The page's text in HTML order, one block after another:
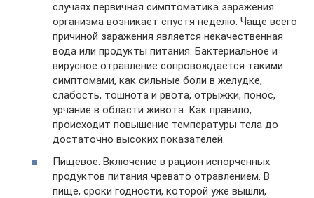
случаях первичная симптоматика заражения
организма возникает спустя неделю. Чаще всего
причиной заражения является некачественная
вода или продукты питания. Бактериальное и
вирусное отравление сопровождается такими
симптомами, как сильные боли в желудке,
слабость, тошнота и рвота, отрыжки, понос,
урчание в области живота. Как правило,
происходит повышение температуры тела до
достаточно высоких показателей.
Пищевое. Включение в рацион испорченных
продуктов питания чревато отравлением. В
пище, сроки годности, которой уже вышли,